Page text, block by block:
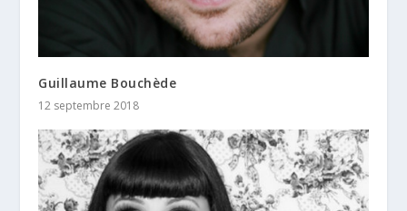
Guillaume Bouchède
12 septembre 2018